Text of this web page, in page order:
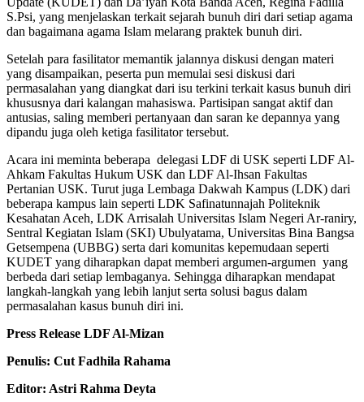
S.Psi, yang menjelaskan terkait sejarah bunuh diri dari setiap agama
dan bagaimana agama Islam melarang praktek bunuh diri.
Setelah para fasilitator memantik jalannya diskusi dengan materi
yang disampaikan, peserta pun memulai sesi diskusi dari
permasalahan yang diangkat dari isu terkini terkait kasus bunuh diri
khususnya dari kalangan mahasiswa. Partisipan sangat aktif dan
antusias, saling memberi pertanyaan dan saran ke depannya yang
dipandu juga oleh ketiga fasilitator tersebut.
Acara ini meminta beberapa delegasi LDF di USK seperti LDF Al-
Ahkam Fakultas Hukum USK dan LDF Al-Ihsan Fakultas
Pertanian USK. Turut juga Lembaga Dakwah Kampus (LDK) dari
beberapa kampus lain seperti LDK Safinatunnajah Politeknik
Kesahatan Aceh, LDK Arrisalah Universitas Islam Negeri Ar-raniry,
Sentral Kegiatan Islam (SKI) Ubulyatama, Universitas Bina Bangsa
Getsempena (UBBG) serta dari komunitas kepemudaan seperti
KUDET yang diharapkan dapat memberi argumen-argumen yang
berbeda dari setiap lembaganya. Sehingga diharapkan mendapat
langkah-langkah yang lebih lanjut serta solusi bagus dalam
permasalahan kasus bunuh diri ini.
Press Release LDF Al-Mizan
Penulis: Cut Fadhila Rahama
Editor: Astri Rahma Deyta